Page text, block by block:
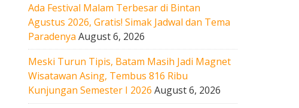
Ada Festival Malam Terbesar di Bintan
Agustus 2026, Gratis! Simak Jadwal dan Tema
Paradenya August 6, 2026
Meski Turun Tipis, Batam Masih Jadi Magnet
Wisatawan Asing, Tembus 816 Ribu
Kunjungan Semester I 2026 August 6, 2026